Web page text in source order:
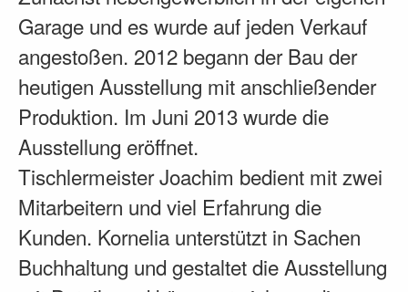
Garage und es wurde auf jeden Verkauf
angestoßen. 2012 begann der Bau der
heutigen Ausstellung mit anschließender
Produktion. Im Juni 2013 wurde die
Ausstellung eröffnet.
Tischlermeister Joachim bedient mit zwei
Mitarbeitern und viel Erfahrung die
Kunden. Kornelia unterstützt in Sachen
Buchhaltung und gestaltet die Ausstellung